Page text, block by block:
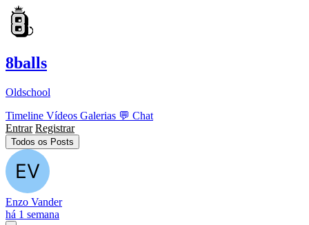
8balls
Oldschool
Timeline Vídeos Galerias 💬 Chat
Entrar Registrar
Todos os Posts
Enzo Vander
há 1 semana